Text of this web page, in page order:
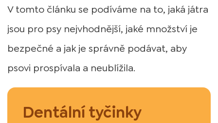
V tomto článku se podíváme na to, jaká játra
jsou pro psy nejvhodnější, jaké množství je
bezpečné a jak je správně podávat, aby
psovi prospívala a neublížila.
Dentální tyčinky